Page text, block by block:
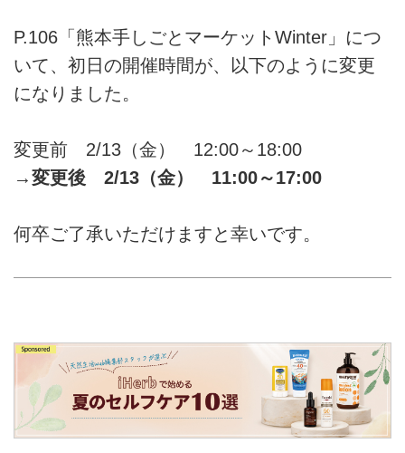
P.106「熊本手しごとマーケットWinter」につ
いて、初日の開催時間が、以下のように変更
になりました。
変更前 2/13（金） 12:00～18:00
→変更後 2/13（金） 11:00～17:00
何卒ご了承いただけますと幸いです。